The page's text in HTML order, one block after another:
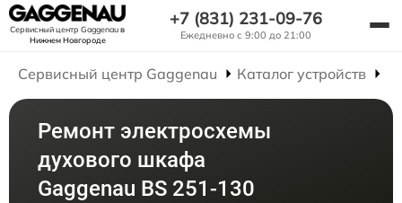
Сервисный центр Gaggenauв
Нижнем Новгороде
+7 (831) 231-09-76
Ежедневно с 9:00 до 21:00
Сервисный центр Gaggenau Каталог устройств
Ремонт электросхемы
духового шкафа
Gaggenau BS 251-130